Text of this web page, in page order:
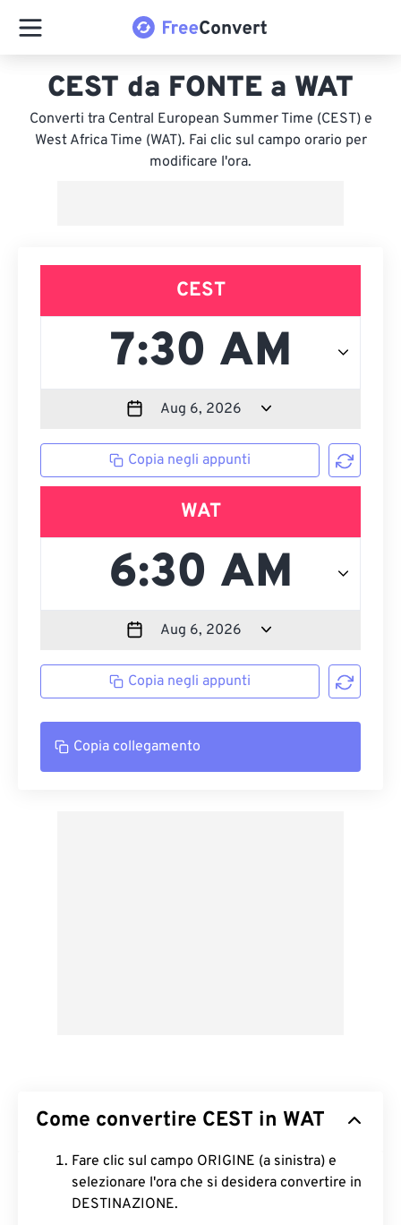
CEST da FONTE a WAT
Converti tra Central European Summer Time (CEST) e
West Africa Time (WAT). Fai clic sul campo orario per
modificare l'ora.
CEST
Copia negli appunti
WAT
Copia negli appunti
Copia collegamento
Come convertire CEST in WAT
Fare clic sul campo ORIGINE (a sinistra) e
selezionare l'ora che si desidera convertire in
DESTINAZIONE.